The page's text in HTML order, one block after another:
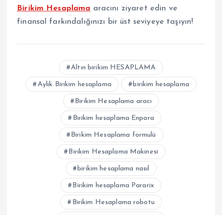
Birikim Hesaplama aracını ziyaret edin ve
finansal farkındalığınızı bir üst seviyeye taşıyın!
Altın birikim HESAPLAMA
Aylık Birikim hesaplama birikim hesaplama
Birikim Hesaplama aracı
Birikim hesaplama Enpara
Birikim Hesaplama formulü
Birikim Hesaplama Makinesi
birikim hesaplama nasıl
Birikim hesaplama Pararix
Birikim Hesaplama robotu